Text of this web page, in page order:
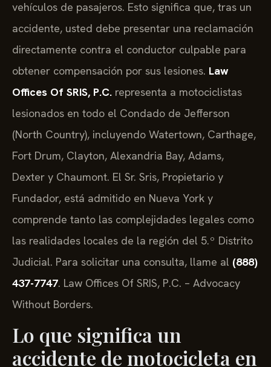
vehículos de pasajeros. Esto significa que, tras un
accidente, usted debe presentar una reclamación
directamente contra el conductor culpable para
obtener compensación por sus lesiones. Law
Offices Of SRIS, P.C. representa a motociclistas
lesionados en todo el Condado de Jefferson
(North Country), incluyendo Watertown, Carthage,
Fort Drum, Clayton, Alexandria Bay, Adams,
Dexter y Chaumont. El Sr. Sris, Propietario y
Fundador, está admitido en Nueva York y
comprende tanto las complejidades legales como
las realidades locales de la región del 5.º Distrito
Judicial. Para solicitar una consulta, llame al (888)
437-7747. Law Offices Of SRIS, P.C. – Advocacy
Without Borders.
Lo que significa un
accidente de motocicleta en